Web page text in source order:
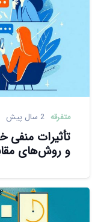
متفرقه 2 سال پیش
تأثیرات
و روش‌های